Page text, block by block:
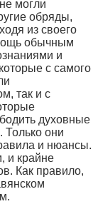
могли
обряды,
из своего
обычным
и
с самого
так и с
духовные
Только они
и нюансы.
и крайне
Как правило,